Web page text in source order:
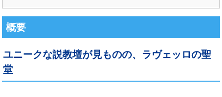
概要
ユニークな説教壇が見ものの、ラヴェッロの聖
堂